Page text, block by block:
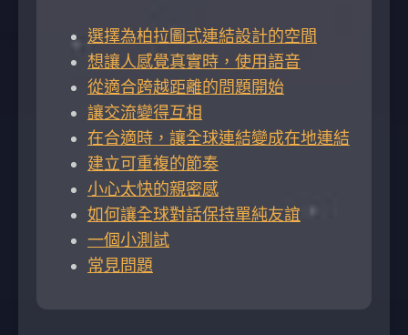
選擇為柏拉圖式連結設計的空間
想讓人感覺真實時，使用語音
從適合跨越距離的問題開始
讓交流變得互相
在合適時，讓全球連結變成在地連結
建立可重複的節奏
小心太快的親密感
如何讓全球對話保持單純友誼
一個小測試
常見問題